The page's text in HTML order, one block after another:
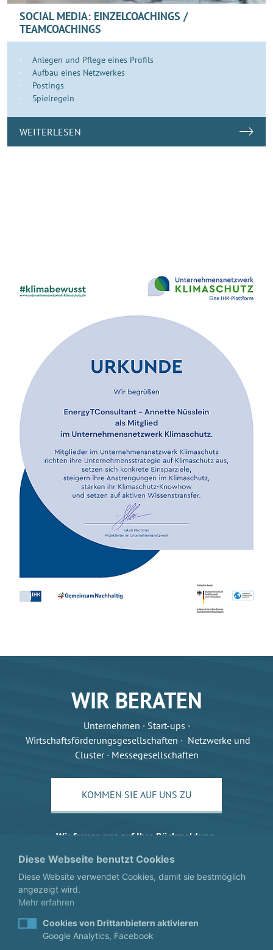
SOCIAL MEDIA: EINZELCOACHINGS /
TEAMCOACHINGS
Anlegen und Pflege eines Profils
Aufbau eines Netzwerkes
Postings
Spielregeln
WEITERLESEN
WIR BERATEN
Unternehmen · Start-ups ·
Wirtschaftsförderungsgesellschaften · Netzwerke und
Cluster · Messegesellschaften
KOMMEN SIE AUF UNS ZU
Wir freuen uns auf Ihre Rückmeldung.
Diese Webseite benutzt Cookies
Diese Website verwendet Cookies, damit sie bestmöglich
angezeigt wird.
Mehr erfahren
Cookies von Drittanbietern aktivieren
Google Analytics, Facebook